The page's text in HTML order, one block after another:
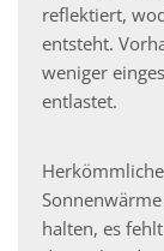
reflektiert,
entsteht.
weniger
entlastet.
halten, es